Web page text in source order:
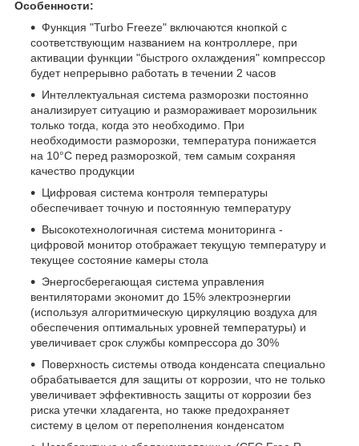
Особенности:
Функция "Turbo Freeze" включаются кнопкой с
соответствующим названием на контроллере, при
активации функции "быстрого охлаждения" компрессор
будет непрерывно работать в течении 2 часов
Интеллектуальная система разморозки постоянно
анализирует ситуацию и размораживает морозильник
только тогда, когда это необходимо. При
необходимости разморозки, температура понижается
на 10°C перед разморозкой, тем самым сохраняя
качество продукции
Цифровая система контроля температуры
обеспечивает точную и постоянную температуру
Высокотехнологичная система мониторинга -
цифровой монитор отображает текущую температуру и
текущее состояние камеры стола
Энергосберегающая система управления
вентиляторами экономит до 15% электроэнергии
(используя алгоритмическую циркуляцию воздуха для
обеспечения оптимальных уровней температуры) и
увеличивает срок службы компрессора до 30%
Поверхность системы отвода конденсата специально
обрабатывается для защиты от коррозии, что не только
увеличивает эффективность защиты от коррозии без
риска утечки хладагента, но также предохраняет
систему в целом от переполнения конденсатом